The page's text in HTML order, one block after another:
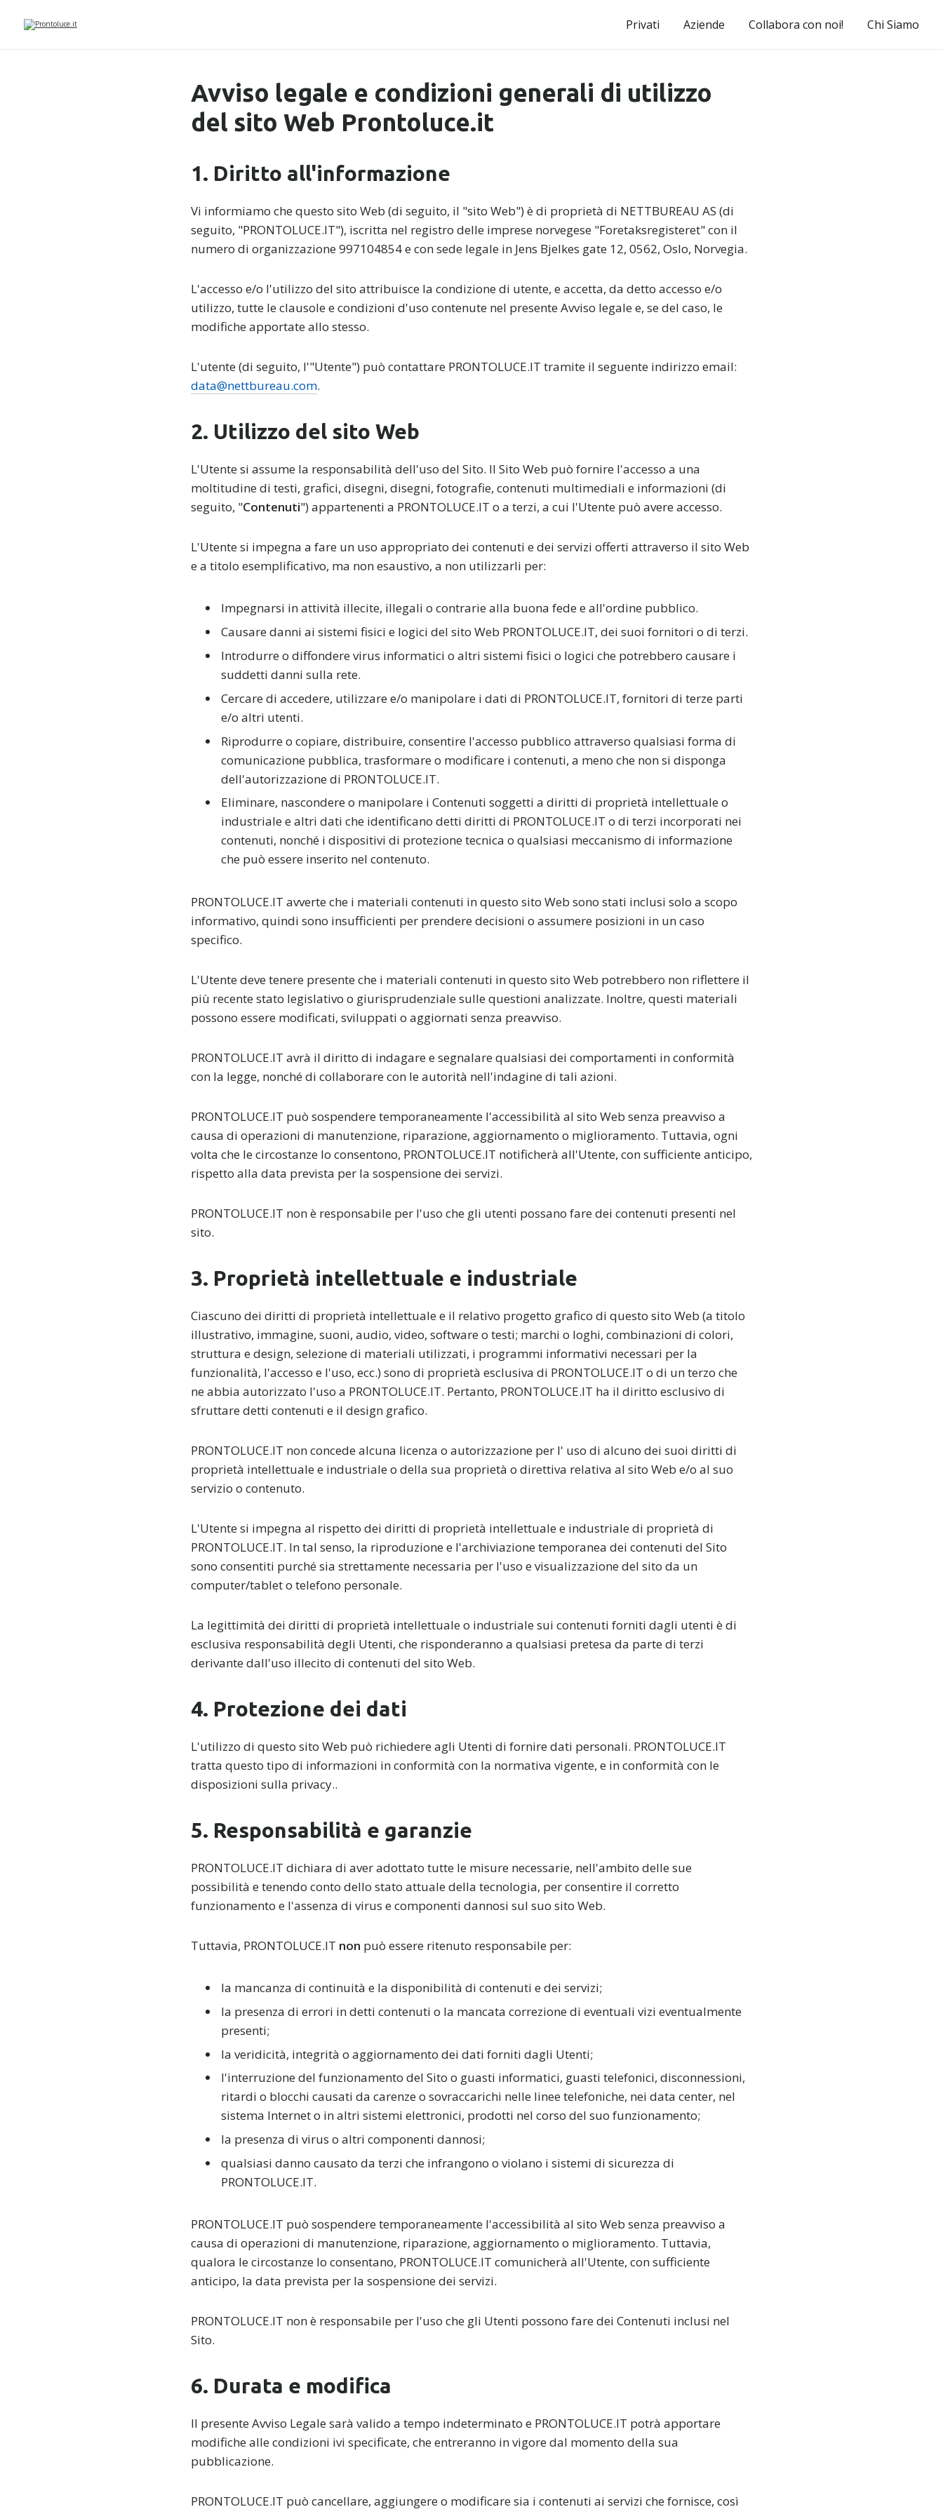
Privati Aziende Collabora con noi! Chi Siamo
Avviso legale e condizioni generali di utilizzo
del sito Web Prontoluce.it
1. Diritto all'informazione
Vi informiamo che questo sito Web (di seguito, il "sito Web") è di proprietà di NETTBUREAU AS (di
seguito, "PRONTOLUCE.IT"), iscritta nel registro delle imprese norvegese "Foretaksregisteret" con il
numero di organizzazione 997104854 e con sede legale in Jens Bjelkes gate 12, 0562, Oslo, Norvegia.
L'accesso e/o l'utilizzo del sito attribuisce la condizione di utente, e accetta, da detto accesso e/o
utilizzo, tutte le clausole e condizioni d'uso contenute nel presente Avviso legale e, se del caso, le
modifiche apportate allo stesso.
L'utente (di seguito, l'"Utente") può contattare PRONTOLUCE.IT tramite il seguente indirizzo email:
data@nettbureau.com.
2. Utilizzo del sito Web
L'Utente si assume la responsabilità dell'uso del Sito. Il Sito Web può fornire l'accesso a una
moltitudine di testi, grafici, disegni, disegni, fotografie, contenuti multimediali e informazioni (di
seguito, "Contenuti") appartenenti a PRONTOLUCE.IT o a terzi, a cui l'Utente può avere accesso.
L'Utente si impegna a fare un uso appropriato dei contenuti e dei servizi offerti attraverso il sito Web
e a titolo esemplificativo, ma non esaustivo, a non utilizzarli per:
Impegnarsi in attività illecite, illegali o contrarie alla buona fede e all'ordine pubblico.
Causare danni ai sistemi fisici e logici del sito Web PRONTOLUCE.IT, dei suoi fornitori o di terzi.
Introdurre o diffondere virus informatici o altri sistemi fisici o logici che potrebbero causare i
suddetti danni sulla rete.
Cercare di accedere, utilizzare e/o manipolare i dati di PRONTOLUCE.IT, fornitori di terze parti
e/o altri utenti.
Riprodurre o copiare, distribuire, consentire l'accesso pubblico attraverso qualsiasi forma di
comunicazione pubblica, trasformare o modificare i contenuti, a meno che non si disponga
dell'autorizzazione di PRONTOLUCE.IT.
Eliminare, nascondere o manipolare i Contenuti soggetti a diritti di proprietà intellettuale o
industriale e altri dati che identificano detti diritti di PRONTOLUCE.IT o di terzi incorporati nei
contenuti, nonché i dispositivi di protezione tecnica o qualsiasi meccanismo di informazione
che può essere inserito nel contenuto.
PRONTOLUCE.IT avverte che i materiali contenuti in questo sito Web sono stati inclusi solo a scopo
informativo, quindi sono insufficienti per prendere decisioni o assumere posizioni in un caso
specifico.
L'Utente deve tenere presente che i materiali contenuti in questo sito Web potrebbero non riflettere il
più recente stato legislativo o giurisprudenziale sulle questioni analizzate. Inoltre, questi materiali
possono essere modificati, sviluppati o aggiornati senza preavviso.
PRONTOLUCE.IT avrà il diritto di indagare e segnalare qualsiasi dei comportamenti in conformità
con la legge, nonché di collaborare con le autorità nell'indagine di tali azioni.
PRONTOLUCE.IT può sospendere temporaneamente l'accessibilità al sito Web senza preavviso a
causa di operazioni di manutenzione, riparazione, aggiornamento o miglioramento. Tuttavia, ogni
volta che le circostanze lo consentono, PRONTOLUCE.IT notificherà all'Utente, con sufficiente anticipo,
rispetto alla data prevista per la sospensione dei servizi.
PRONTOLUCE.IT non è responsabile per l'uso che gli utenti possano fare dei contenuti presenti nel
sito.
3. Proprietà intellettuale e industriale
Ciascuno dei diritti di proprietà intellettuale e il relativo progetto grafico di questo sito Web (a titolo
illustrativo, immagine, suoni, audio, video, software o testi; marchi o loghi, combinazioni di colori,
struttura e design, selezione di materiali utilizzati, i programmi informativi necessari per la
funzionalità, l'accesso e l'uso, ecc.) sono di proprietà esclusiva di PRONTOLUCE.IT o di un terzo che
ne abbia autorizzato l'uso a PRONTOLUCE.IT. Pertanto, PRONTOLUCE.IT ha il diritto esclusivo di
sfruttare detti contenuti e il design grafico.
PRONTOLUCE.IT non concede alcuna licenza o autorizzazione per l' uso di alcuno dei suoi diritti di
proprietà intellettuale e industriale o della sua proprietà o direttiva relativa al sito Web e/o al suo
servizio o contenuto.
L'Utente si impegna al rispetto dei diritti di proprietà intellettuale e industriale di proprietà di
PRONTOLUCE.IT. In tal senso, la riproduzione e l'archiviazione temporanea dei contenuti del Sito
sono consentiti purché sia strettamente necessaria per l'uso e visualizzazione del sito da un
computer/tablet o telefono personale.
La legittimità dei diritti di proprietà intellettuale o industriale sui contenuti forniti dagli utenti è di
esclusiva responsabilità degli Utenti, che risponderanno a qualsiasi pretesa da parte di terzi
derivante dall'uso illecito di contenuti del sito Web.
4. Protezione dei dati
L'utilizzo di questo sito Web può richiedere agli Utenti di fornire dati personali. PRONTOLUCE.IT
tratta questo tipo di informazioni in conformità con la normativa vigente, e in conformità con le
disposizioni sulla privacy..
5. Responsabilità e garanzie
PRONTOLUCE.IT dichiara di aver adottato tutte le misure necessarie, nell'ambito delle sue
possibilità e tenendo conto dello stato attuale della tecnologia, per consentire il corretto
funzionamento e l'assenza di virus e componenti dannosi sul suo sito Web.
Tuttavia, PRONTOLUCE.IT non può essere ritenuto responsabile per:
la mancanza di continuità e la disponibilità di contenuti e dei servizi;
la presenza di errori in detti contenuti o la mancata correzione di eventuali vizi eventualmente
presenti;
la veridicità, integrità o aggiornamento dei dati forniti dagli Utenti;
l'interruzione del funzionamento del Sito o guasti informatici, guasti telefonici, disconnessioni,
ritardi o blocchi causati da carenze o sovraccarichi nelle linee telefoniche, nei data center, nel
sistema Internet o in altri sistemi elettronici, prodotti nel corso del suo funzionamento;
la presenza di virus o altri componenti dannosi;
qualsiasi danno causato da terzi che infrangono o violano i sistemi di sicurezza di
PRONTOLUCE.IT.
PRONTOLUCE.IT può sospendere temporaneamente l'accessibilità al sito Web senza preavviso a
causa di operazioni di manutenzione, riparazione, aggiornamento o miglioramento. Tuttavia,
qualora le circostanze lo consentano, PRONTOLUCE.IT comunicherà all'Utente, con sufficiente
anticipo, la data prevista per la sospensione dei servizi.
PRONTOLUCE.IT non è responsabile per l'uso che gli Utenti possono fare dei Contenuti inclusi nel
Sito.
6. Durata e modifica
Il presente Avviso Legale sarà valido a tempo indeterminato e PRONTOLUCE.IT potrà apportare
modifiche alle condizioni ivi specificate, che entreranno in vigore dal momento della sua
pubblicazione.
PRONTOLUCE.IT può cancellare, aggiungere o modificare sia i contenuti ai servizi che fornisce, così